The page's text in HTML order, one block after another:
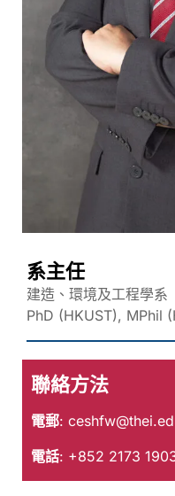
系主任
建造、環境及工程學系
PhD (HKUST), MPhil
聯絡方法
電郵:
電話: +852 2173